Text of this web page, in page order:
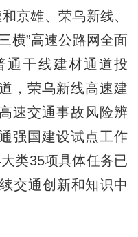
京雄、荣乌新线、
横”高速公路网全面
通干线建材通道投
，荣乌新线高速建
速交通事故风险辨
强国建设试点工作
类35项具体任务已
交通创新和知识中